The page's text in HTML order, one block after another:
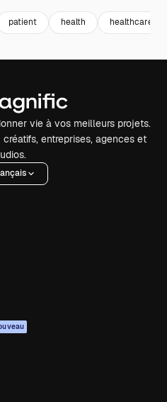
patient health healthcare
vie à vos meilleurs projets.
créatifs, entreprises, agences et